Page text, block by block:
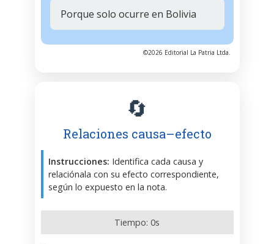
Porque solo ocurre en Bolivia
©2026 Editorial La Patria Ltda.
🔄
Relaciones causa–efecto
Instrucciones: Identifica cada causa y
relaciónala con su efecto correspondiente,
según lo expuesto en la nota.
Tiempo: 0s